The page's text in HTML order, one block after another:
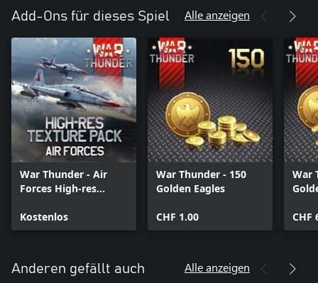
Add-Ons für dieses Spiel Alle anzeigen
War Thunder - Air
Forces High-res
Kostenlos
War Thunder - 150
Golden Eagles
CHF 1.00
War
CHF
Anderen gefällt auch Alle anzeigen